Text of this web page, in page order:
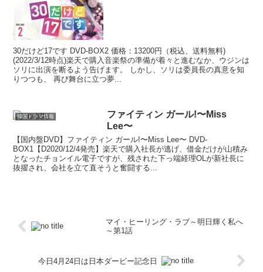
30だけど17です DVD-BOX2 価格：13200円（税込、送料無料)
(2022/3/12時点)楽天で購入音楽祭の準備が着々と進むなか、ウジンは
ソリに出演を断るよう告げます。 しかし、ソリは委員長の真意を知
りつつも、 再び舞台に立つ夢...
韓国ドラマ情報
ファイティン ガール!〜Miss
Lee〜
【国内盤DVD】ファイティン ガール!〜Miss Lee〜 DVD-
BOX1【D2020/12/4発売】楽天で購入社長が逃げ、借金だけが山積み
となったチョンイル電子ですが、残された下っ端経理OLが新社長に
抜擢され、会社を立て直そうと奮闘する...
マイ・ヒーリング・ラブ～明日輝く私へ
～第1話
今日4月24日は日本ダービー記念日